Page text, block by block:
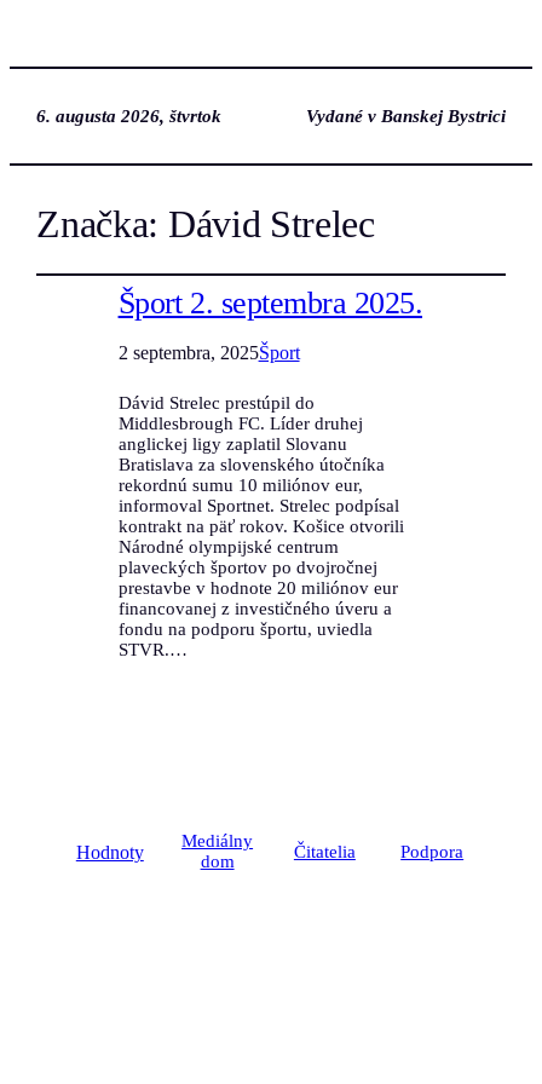
6. augusta 2026, štvrtok Vydané v Banskej Bystrici
Značka: Dávid Strelec
Šport 2. septembra 2025.
2 septembra, 2025Šport
Dávid Strelec prestúpil do
Middlesbrough FC. Líder druhej
anglickej ligy zaplatil Slovanu
Bratislava za slovenského útočníka
rekordnú sumu 10 miliónov eur,
informoval Sportnet. Strelec podpísal
kontrakt na päť rokov. Košice otvorili
Národné olympijské centrum
plaveckých športov po dvojročnej
prestavbe v hodnote 20 miliónov eur
financovanej z investičného úveru a
fondu na podporu športu, uviedla
STVR.…
Hodnoty
Mediálny
dom
Čitatelia Podpora